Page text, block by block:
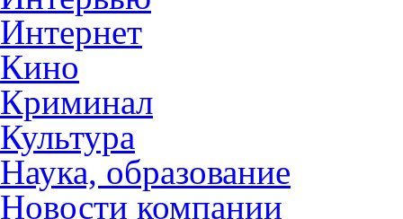
Интернет
Кино
Криминал
Культура
Наука, образование
Новости компании